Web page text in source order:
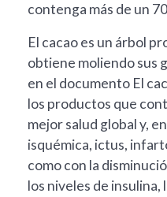
contenga más de un
El cacao es un árbol
obtiene moliendo sus
en el documento El
los productos que
mejor salud global y,
isquémica, ictus,
como con la
los niveles de insulina,